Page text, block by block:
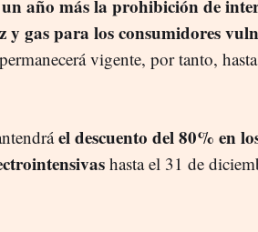
año más la prohibición de
y gas para los consumidores
vigente, por tanto,
el descuento del 80% en
hasta el 31 de